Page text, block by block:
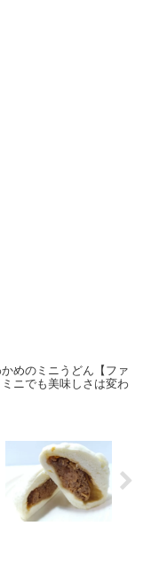
めのミニうどん【ファ
ニでも美味しさは変わ